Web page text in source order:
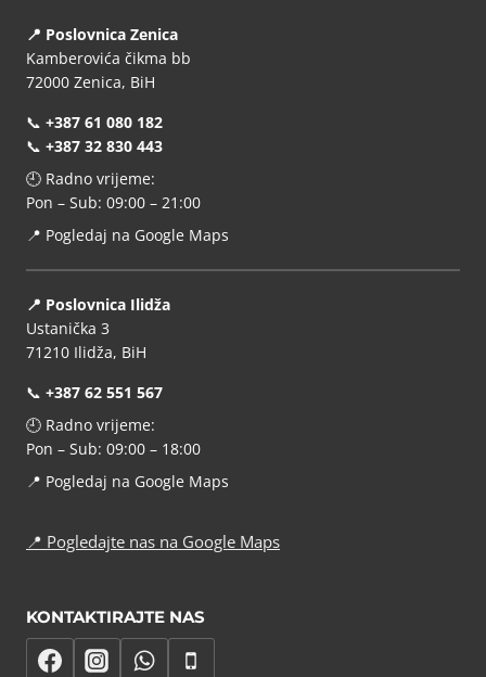
📍 Poslovnica Zenica
Kamberovića čikma bb
72000 Zenica, BiH
📞 +387 61 080 182
📞 +387 32 830 443
🕘 Radno vrijeme:
Pon – Sub: 09:00 – 21:00
📍 Pogledaj na Google Maps
📍 Poslovnica Ilidža
Ustanička 3
71210 Ilidža, BiH
📞 +387 62 551 567
🕘 Radno vrijeme:
Pon – Sub: 09:00 – 18:00
📍 Pogledaj na Google Maps
📍 Pogledajte nas na Google Maps
KONTAKTIRAJTE NAS